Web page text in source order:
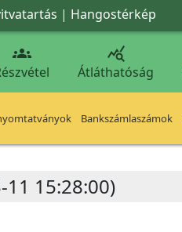
| Hangostérkép
 
Átláthatóság
Bankszámlaszámok
11 15:28:00)